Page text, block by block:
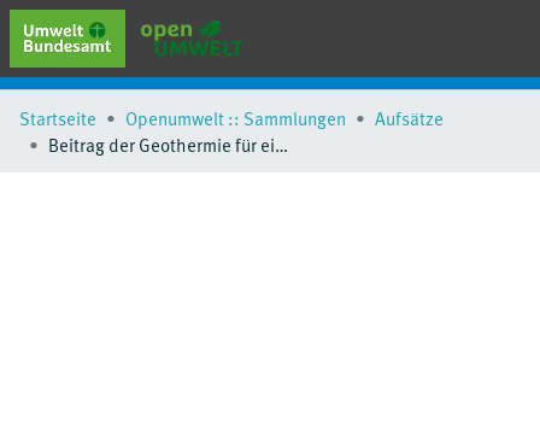
erweiterte Suche
Browse
Startseite Openumwelt :: Sammlungen
Aufsätze
Beitrag der Geothermie für einen klimaneutralen Gebäudebestand